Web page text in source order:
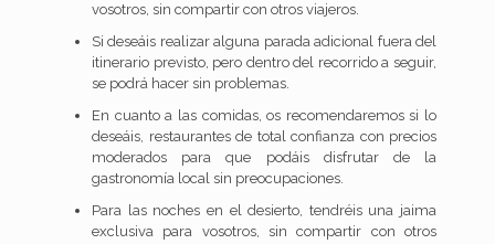
vosotros, sin compartir con otros viajeros.
Si deseáis realizar alguna parada adicional fuera del
itinerario previsto, pero dentro del recorrido a seguir,
se podrá hacer sin problemas.
En cuanto a las comidas, os recomendaremos si lo
deseáis, restaurantes de total confianza con precios
moderados para que podáis disfrutar de la
gastronomía local sin preocupaciones.
Para las noches en el desierto, tendréis una jaima
exclusiva para vosotros, sin compartir con otros